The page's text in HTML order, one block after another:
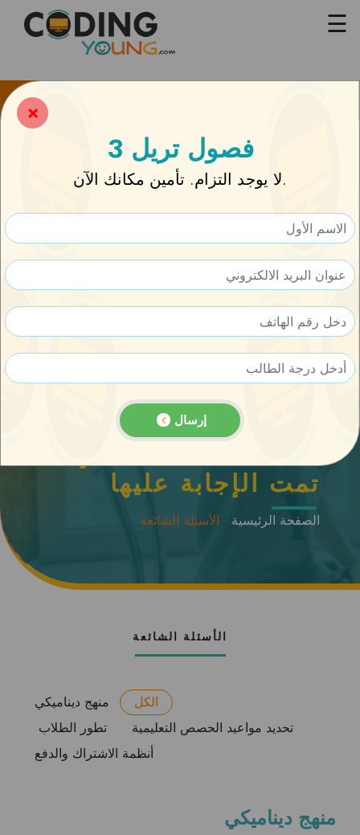
يغلق
☰
الأسئلة الشائعة
تمت الإجابة عليها
الصفحة الرئيسية ::الأسئلة الشائعة
الأسئلة الشائعة
الكل
منهج ديناميكي
تحديد مواعيد الحصص التعليمية
تطور الطلاب
أنظمة الاشتراك والدفع
منهج ديناميكي
×
3 فصول تريل
لا يوجد التزام. تأمين مكانك الآن.
إرسال